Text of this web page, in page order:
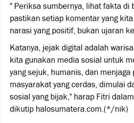
" Periksa sumbernya, lihat fakta di
pastikan setiap komentar yang
narasi yang positif, bukan ujaran
Katanya, jejak digital adalah
kita gunakan media sosial untuk
yang sejuk, humanis, dan
masyarakat yang cerdas, dimulai
sosial yang bijak," harap Fitri
dikutip halosumatera.com.(*/nik)